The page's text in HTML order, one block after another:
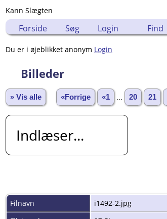
Kann Slægten
Forside Søg Login Find
Du er i øjeblikket anonym Login
Billeder
» Vis alle «Forrige «1 20 21
Indlæser...
Filnavn
i1492-2.jpg